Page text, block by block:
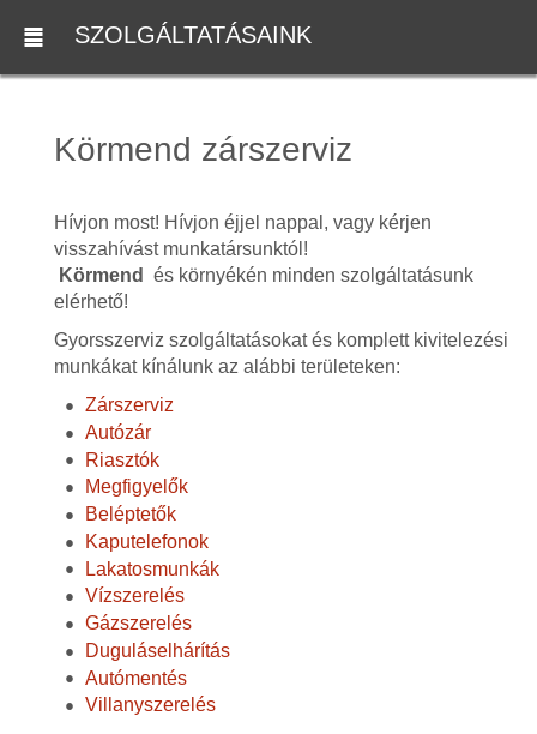
SZOLGÁLTATÁSAINK
Körmend zárszerviz
Hívjon most! Hívjon éjjel nappal, vagy kérjen
visszahívást munkatársunktól!
Körmend
és környékén minden szolgáltatásunk
elérhető!
Gyorsszerviz szolgáltatásokat és komplett kivitelezési
munkákat kínálunk az alábbi területeken:
Zárszerviz
Autózár
Riasztók
Megfigyelők
Beléptetők
Kaputelefonok
Lakatosmunkák
Vízszerelés
Gázszerelés
Duguláselhárítás
Autómentés
Villanyszerelés